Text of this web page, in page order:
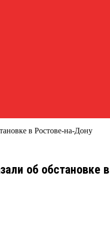
в Ростове-на-Дону
об обстановке